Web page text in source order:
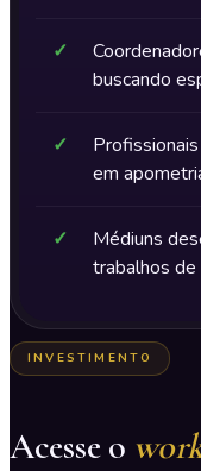
✓
buscando
✓
em
✓
Médiuns
trabalhos
INVESTIMENTO
Acesse o